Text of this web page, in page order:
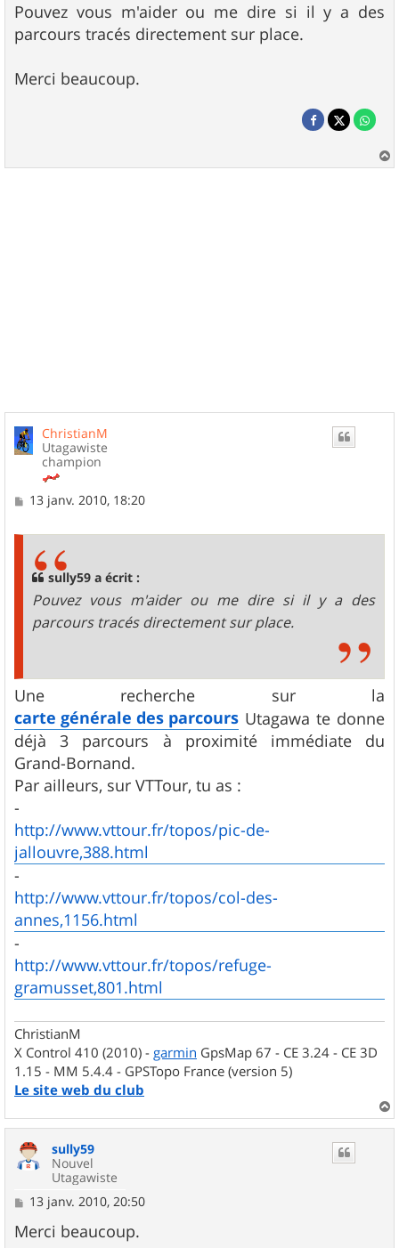
Pouvez vous m'aider ou me dire si il y a des
parcours tracés directement sur place.
Merci beaucoup.
a
ChristianM
Utagawiste
champion
M13 janv. 2010, 18:20
sully59 a écrit :
Pouvez vous m'aider ou me dire si il y a des
parcours tracés directement sur place.
Une recherche sur la
carte générale des parcours Utagawa te donne
déjà 3 parcours à proximité immédiate du
Grand-Bornand.
Par ailleurs, sur VTTour, tu as :
-
http://www.vttour.fr/topos/pic-de-
jallouvre,388.html
-
http://www.vttour.fr/topos/col-des-
annes,1156.html
-
http://www.vttour.fr/topos/refuge-
gramusset,801.html
ChristianM
X Control 410 (2010) - garmin GpsMap 67 - CE 3.24 - CE 3D
1.15 - MM 5.4.4 - GPSTopo France (version 5)
Le site web du club
a
sully59
Nouvel
Utagawiste
M
s
s
13 janv. 2010, 20:50
Merci beaucoup.